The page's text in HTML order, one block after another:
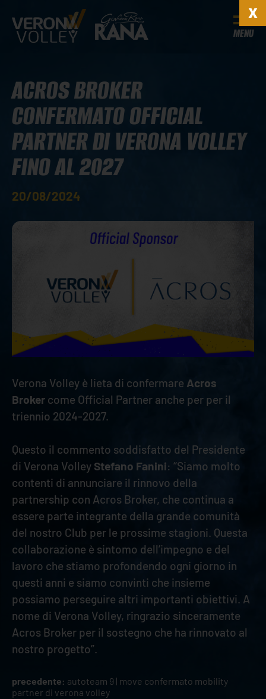
MENU
ACROS BROKER
CONFERMATO OFFICIAL
PARTNER DI VERONA VOLLEY
FINO AL 2027
20/08/2024
Verona Volley è lieta di confermare Acros
Broker come Official Partner anche per per il
triennio 2024-2027.
Questo il commento soddisfatto del Presidente
di Verona Volley Stefano Fanini: “Siamo molto
contenti di annunciare il rinnovo della
partnership con Acros Broker, che continua a
essere parte integrante della grande comunità
del nostro Club per le prossime stagioni. Questa
collaborazione è sintomo dell’impegno e del
lavoro che stiamo profondendo ogni giorno in
questi anni e siamo convinti che insieme
possiamo perseguire altri importanti obiettivi. A
nome di Verona Volley, ringrazio sinceramente
Acros Broker per il sostegno che ha rinnovato al
nostro progetto”.
precedente: autoteam 9 | move confermato mobility
partner di verona volley